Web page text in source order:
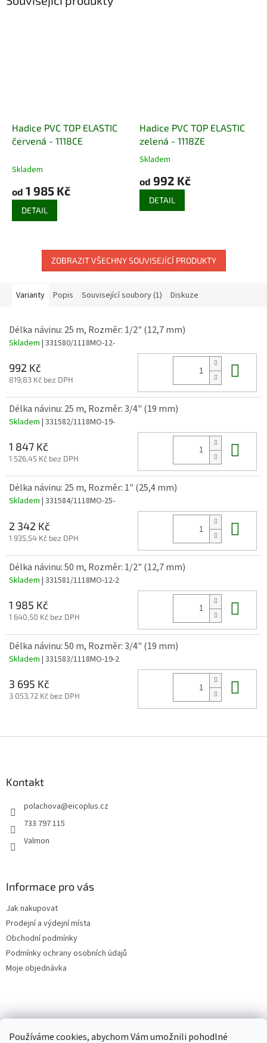
Používáme cookies, abychom Vám umožnili pohodlné
Hadice PVC TOP ELASTIC
červená - 1118CE
Skladem
od 1 985 Kč
DETAIL
Hadice PVC TOP ELASTIC
zelená - 1118ZE
Průměrné
produktu
Skladem
od 992 Kč
DETAIL
ZOBRAZIT VŠECHNY SOUVISEJÍCÍ PRODUKTY
Varianty Popis Související soubory (1) Diskuze
Délka návinu: 25 m, Rozměr: 1/2" (12,7 mm)
Skladem | 331580/1118MO-12-
992 Kč
819,83 Kč bez DPH
Délka návinu: 25 m, Rozměr: 3/4" (19 mm)
Skladem | 331582/1118MO-19-
1 847 Kč
1 526,45 Kč bez DPH
Délka návinu: 25 m, Rozměr: 1" (25,4 mm)
Skladem | 331584/1118MO-25-
2 342 Kč
1 935,54 Kč bez DPH
Délka návinu: 50 m, Rozměr: 1/2" (12,7 mm)
Skladem | 331581/1118MO-12-2
1 985 Kč
1 640,50 Kč bez DPH
Délka návinu: 50 m, Rozměr: 3/4" (19 mm)
Skladem | 331583/1118MO-19-2
3 695 Kč
3 053,72 Kč bez DPH
Kontakt
polachova@eicoplus.cz
733 797 115
Valmon
Informace pro vás
Jak nakupovat
Prodejní a výdejní místa
Obchodní podmínky
Podmínky ochrany osobních údajů
Moje objednávka